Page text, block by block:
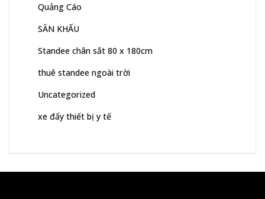
Quảng Cáo
SÂN KHẤU
Standee chân sắt 80 x 180cm
thuê standee ngoài trời
Uncategorized
xe đẩy thiết bị y tế